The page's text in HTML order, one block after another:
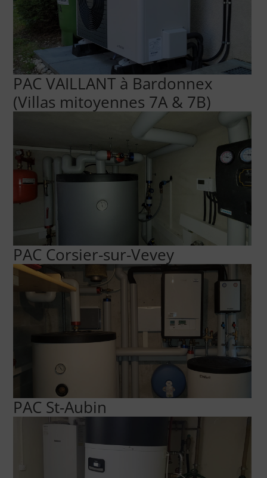
PAC VAILLANT à Bardonnex
(Villas mitoyennes 7A & 7B)
PAC Corsier-sur-Vevey
PAC St-Aubin